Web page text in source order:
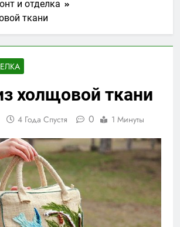
и отделка
ткани
холщовой ткани
4 Года Спустя 0 1 Минуты